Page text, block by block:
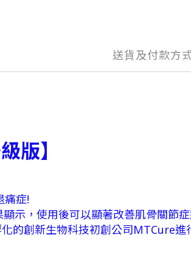
送貨及付款方
版】
痛症!
示，使用後可以顯著改善肌骨關節症
的創新生物科技初創公司MTCure進